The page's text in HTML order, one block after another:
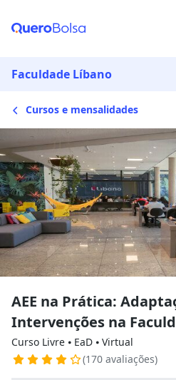
Faculdade Líbano
Cursos e mensalidades
AEE na Prática:
Intervenções na
Curso Livre ⦁ EaD ⦁ Virtual
(170 avaliações)